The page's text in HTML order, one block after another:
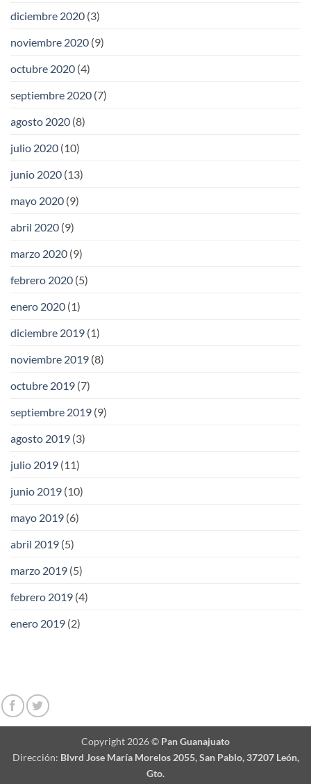
diciembre 2020 (3)
noviembre 2020 (9)
octubre 2020 (4)
septiembre 2020 (7)
agosto 2020 (8)
julio 2020 (10)
junio 2020 (13)
mayo 2020 (9)
abril 2020 (9)
marzo 2020 (9)
febrero 2020 (5)
enero 2020 (1)
diciembre 2019 (1)
noviembre 2019 (8)
octubre 2019 (7)
septiembre 2019 (9)
agosto 2019 (3)
julio 2019 (11)
junio 2019 (10)
mayo 2019 (6)
abril 2019 (5)
marzo 2019 (5)
febrero 2019 (4)
enero 2019 (2)
Copyright 2026 © Pan Guanajuato
Dirección: Blvrd Jose María Morelos 2055, San Pablo, 37207 León,
Gto.